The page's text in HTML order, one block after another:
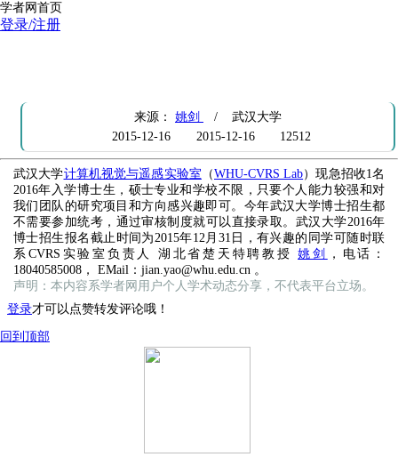
学者网首页
登录/注册
来源： 姚剑
/ 武汉大学
2015-12-16
2015-12-16 12512
武汉大学计算机视觉与遥感实验室 （WHU-CVRS Lab）现急招收1名
2016年入学博士生，硕士专业和学校不限，只要个人能力较强和对
我们团队的研究项目和方向感兴趣即可。今年武汉大学博士招生都
不需要参加统考，通过审核制度就可以直接录取。武汉大学2016年
博士招生报名截止时间为2015年12月31日，有兴趣的同学可随时联
系CVRS实验室负责人 湖北省楚天特聘教授姚剑
，电话：
18040585008， EMail：jian.yao@whu.edu.cn 。
声明：本内容系学者网用户个人学术动态分享，不代表平台立场。
登录才可以点赞转发评论哦！
回到顶部